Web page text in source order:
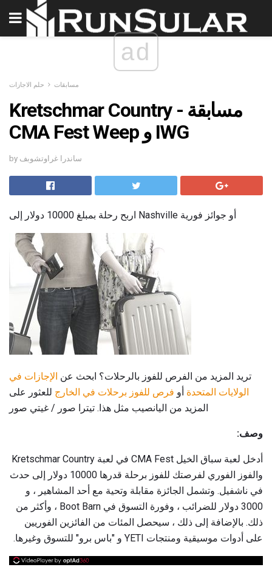
ad
مسابقات حلم الاجازات
Kretschmar Country - مسابقة
CMA Fest Weep و IWG
by ساندرا غراوتشوبف
اربح رحلة بمبلغ 10000 دولار إلى Nashville أو جوائز فورية
تريد المزيد من الفرص للفوز بالرحلات؟ ابحث عن الإجازات في
الولايات المتحدة أو فرص للفوز برحلات في الخارج للعثور على
المزيد من اليانصيب مثل هذا. تيترا صور / غيتي صور
وصف:
أدخل لعبة سباق الخيل CMA Fest في لعبة Kretschmar Country
والفوز الفوري لفرصتك للفوز برحلة قدرها 10000 دولار إلى حدث
في ناشفيل. وتشمل الجائزة مقابلة وتحية مع أحد المشاهير ، و
3000 دولار للضرائب ، وفورة التسوق في Boot Barn ، وأكثر من
ذلك. بالإضافة إلى ذلك ، سيحصل المئات من الفائزين الفوريين
على أدوات موسيقية ومنتجات YETI و "باس برو" للتسوق وغيرها.